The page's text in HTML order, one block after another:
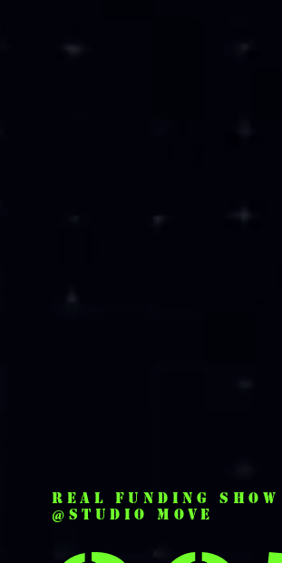
REAL Funding Show
@studio move